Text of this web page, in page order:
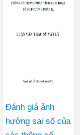
Đánh giá ảnh
hưởng sai số của